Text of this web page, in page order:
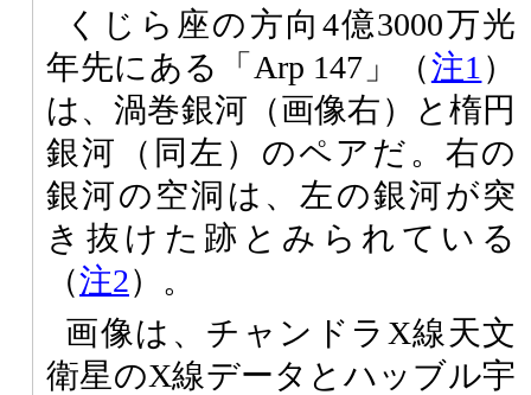
くじら座の方向4億3000万光
年先にある「Arp 147」（注1 ）
は、渦巻銀河（画像右）と楕円
銀河（同左）のペアだ。右の
銀河の空洞は、左の銀河が突
き抜けた跡とみられている
（注2）。
画像は、チャンドラX線天文
衛星のX線データとハッブル宇